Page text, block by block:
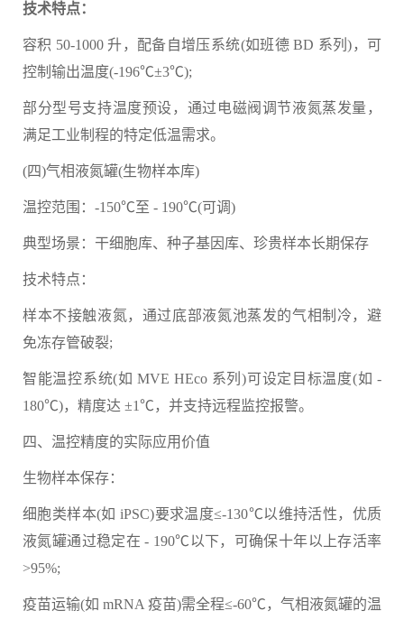
技术特点：
容积 50-1000 升，配备自增压系统(如班德 BD 系列)，可
控制输出温度(-196℃±3℃);
部分型号支持温度预设，通过电磁阀调节液氮蒸发量，
满足工业制程的特定低温需求。
(四)气相液氮罐(生物样本库)
温控范围：-150℃至 - 190℃(可调)
典型场景：干细胞库、种子基因库、珍贵样本长期保存
技术特点：
样本不接触液氮，通过底部液氮池蒸发的气相制冷，避
免冻存管破裂;
智能温控系统(如 MVE HEco 系列)可设定目标温度(如 -
180℃)，精度达 ±1℃，并支持远程监控报警。
四、温控精度的实际应用价值
生物样本保存：
细胞类样本(如 iPSC)要求温度≤-130℃以维持活性，优质
液氮罐通过稳定在 - 190℃以下，可确保十年以上存活率
>95%;
疫苗运输(如 mRNA 疫苗)需全程≤-60℃，气相液氮罐的温